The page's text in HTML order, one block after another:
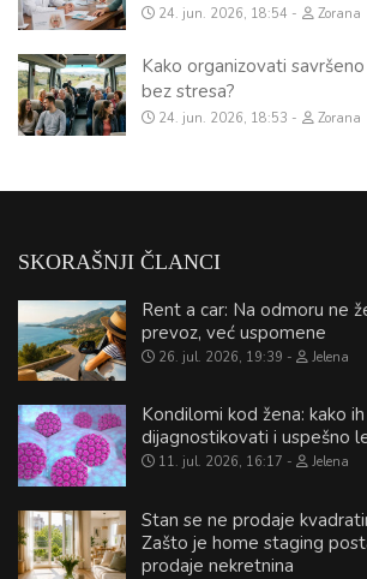
24. jun. 2026, 18:54 Zorana
Kako organizovati
bez stresa?
24. jun. 2026, 18:53 Zorana
SKORAŠNJI ČLANCI
Rent a car: Na odmoru ne
prevoz, već uspomene
26. jul. 2026, 19:39 Jelena
Kondilomi kod žena: kako
dijagnostikovati i uspešno
11. jul. 2026, 16:17 Jelena
Stan se ne prodaje
Zašto je home staging
prodaje nekretnina